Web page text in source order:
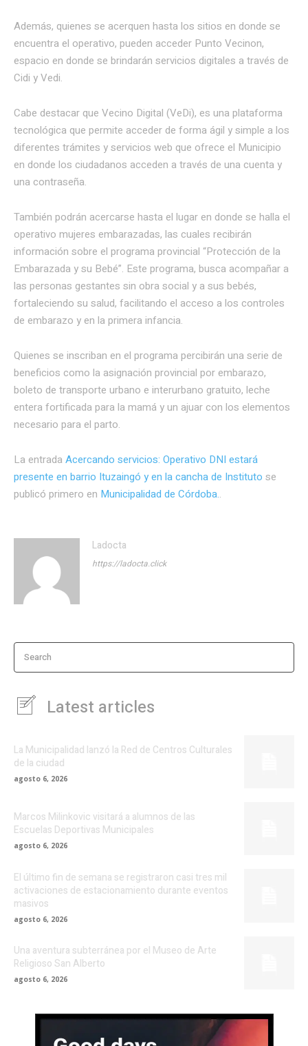
Además, quienes se acerquen hasta los sitios en donde se
encuentra el operativo, pueden acceder Punto Vecinon,
espacio en donde se brindarán servicios digitales a través de
Cidi y Vedi.
Cabe destacar que Vecino Digital (VeDi), es una plataforma
tecnológica que permite acceder de forma ágil y simple a los
diferentes trámites y servicios web que ofrece el Municipio
en donde los ciudadanos acceden a través de una cuenta y
una contraseña.
También podrán acercarse hasta el lugar en donde se halla el
operativo mujeres embarazadas, las cuales recibirán
información sobre el programa provincial “Protección de la
Embarazada y su Bebé”. Este programa, busca acompañar a
las personas gestantes sin obra social y a sus bebés,
fortaleciendo su salud, facilitando el acceso a los controles
de embarazo y en la primera infancia.
Quienes se inscriban en el programa percibirán una serie de
beneficios como la asignación provincial por embarazo,
boleto de transporte urbano e interurbano gratuito, leche
entera fortificada para la mamá y un ajuar con los elementos
necesario para el parto.
La entrada Acercando servicios: Operativo DNI estará
presente en barrio Ituzaingó y en la cancha de Instituto se
publicó primero en Municipalidad de Córdoba..
Ladocta
https://ladocta.click
Search
Latest articles
La Municipalidad lanzó la Red de Centros Culturales
de la ciudad
agosto 6, 2026
Marcos Milinkovic visitará a alumnos de las
Escuelas Deportivas Municipales
agosto 6, 2026
El último fin de semana se registraron casi tres mil
activaciones de estacionamiento durante eventos
masivos
agosto 6, 2026
Una aventura subterránea por el Museo de Arte
Religioso San Alberto
agosto 6, 2026